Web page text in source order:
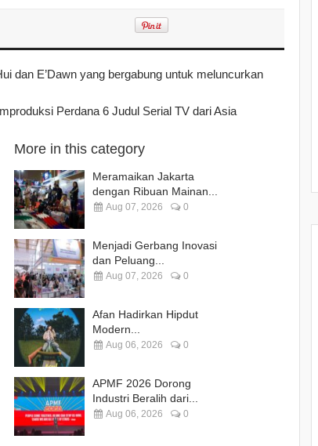
dan E’Dawn yang bergabung untuk meluncurkan
Perdana 6 Judul Serial TV dari Asia
More in this category
Meramaikan Jakarta
dengan Ribuan Mainan...
Aug 07, 2026 0
Menjadi Gerbang Inovasi
dan Peluang...
Aug 07, 2026 0
Afan Hadirkan Hipdut
Modern...
Aug 06, 2026 0
APMF 2026 Dorong
Industri Beralih dari...
Aug 06, 2026 0